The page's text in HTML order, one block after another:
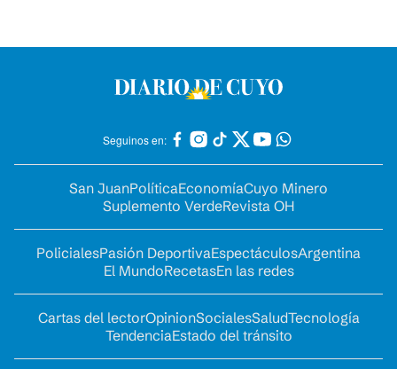
Seguinos en:
San JuanPolíticaEconomíaCuyo Minero
Suplemento VerdeRevista OH
PolicialesPasión DeportivaEspectáculosArgentina
El MundoRecetasEn las redes
Cartas del lectorOpinionSocialesSaludTecnología
TendenciaEstado del tránsito